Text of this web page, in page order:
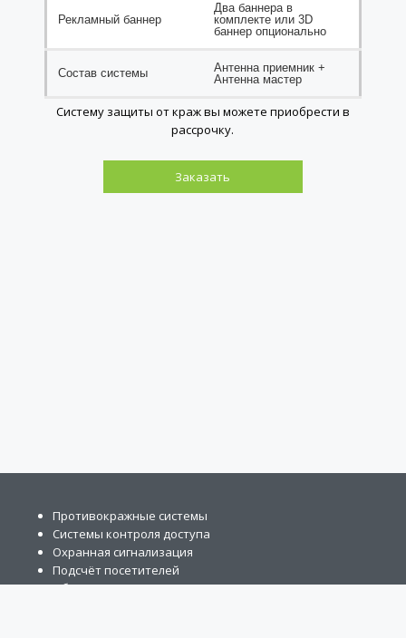
Рекламный баннер
Два баннера в
комплекте или 3D
баннер опционально
Состав системы
Антенна приемник +
Антенна мастер
Систему защиты от краж вы можете приобрести в
рассрочку.
Заказать
Противокражные системы
Системы контроля доступа
Охранная сигнализация
Подсчёт посетителей
Обзорные зеркала